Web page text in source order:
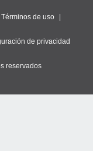
Términos de uso
de privacidad
reservados